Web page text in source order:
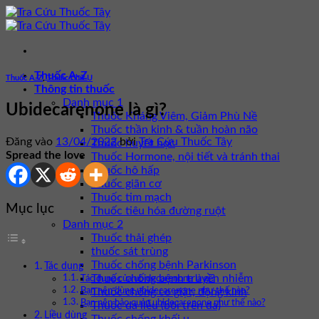
Bỏ
qua
dung
Thuốc A-Z
Thông tin thuốc
Danh mục 1
Thuốc Kháng Viêm, Giảm Phù Nề
Thuốc thần kinh & tuần hoàn não
Thuốc huyết học
Thuốc Hormone, nội tiết và tránh thai
Thuốc hô hấp
Thuốc giãn cơ
Thuốc tim mạch
Thuốc tiêu hóa đường ruột
Danh mục 2
Thuốc thải ghép
thuốc sát trùng
Thuốc chống bệnh Parkinson
Thuốc chống bệnh truyền nhiễm
Thuốc chống co giật, động kinh
Thuốc da liễu (bôi trên da)
Thuốc A-Z,Thuốc Chữ U
Ubidecarenone là gì?
Đăng vào 13/04/2022 bởiTra Cứu Thuốc Tây
Spread the love
Mục lục
Tác dụng
Tác dụng của ubidecarenone là gì?
Bạn nên dùng ubidecarenone như thế nào?
Bạn nên bảo quản ubidecarenone như thế nào?
Liều dùng